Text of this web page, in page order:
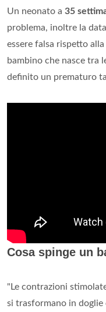
Un neonato a 35
problema, inoltre la
essere falsa rispetto
bambino che nasce tra
definito un prematuro
Cosa spinge un
"Le contrazioni
si trasformano in doglie